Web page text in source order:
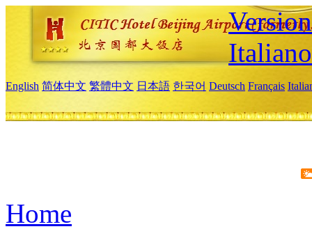
Italiano
English 简体中文 繁體中文 日本語 한국어 Deutsch Français
Home